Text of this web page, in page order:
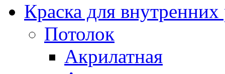
Краска для внутренних
Потолок
Акрилатная